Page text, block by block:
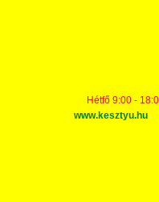
Hétfő 9:00 -
www.kesztyu.hu